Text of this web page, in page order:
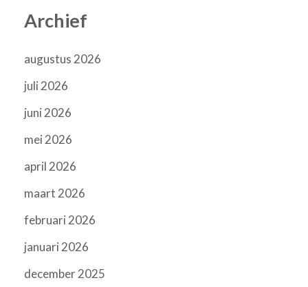
Archief
augustus 2026
juli 2026
juni 2026
mei 2026
april 2026
maart 2026
februari 2026
januari 2026
december 2025